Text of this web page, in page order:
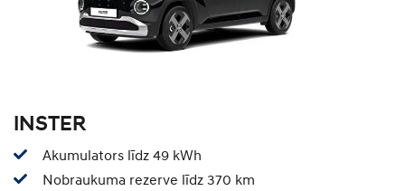
INSTER
Akumulators līdz 49 kWh
Nobraukuma rezerve līdz 370 km